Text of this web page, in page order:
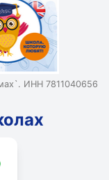
ИНН 7811040656